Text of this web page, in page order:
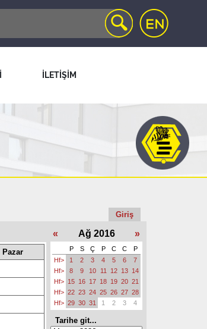
İLETİŞİM
Giriş
Pazar
« Ağ 2016 »
P S Ç P C C
P
Hf>
1 2 3 4 5 6
7
Hf>
8 9 10 11 12 13 14
Hf> 15 16 17 18 19 20 21
Hf> 22 23 24 25 26 27 28
Hf> 29 30 31 1 2 3 4
Tarihe git...